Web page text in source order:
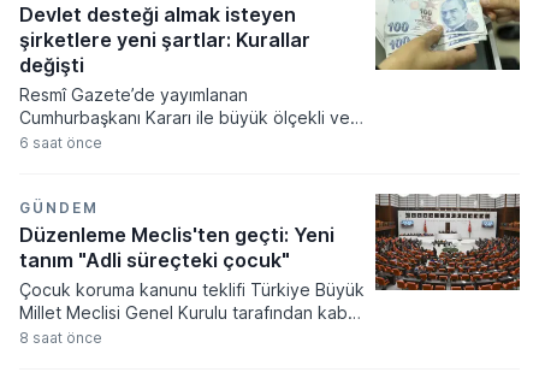
Cenevre Ofisi nezdindeki Daimi
Temsilciliğe yeni isimler getirildi.
Devlet desteği almak isteyen
şirketlere yeni şartlar: Kurallar
değişti
Resmî Gazete’de yayımlanan
Cumhurbaşkanı Kararı ile büyük ölçekli ve
stratejik yatırımlara verilen proje bazlı
tutarlarından başvuru yöntemine, enerji
desteğinden yabancı yatırımcılarla
yapılabilecek özel sözleşmelere kadar
birçok başlıkta değişikliğe gidildi. Teknoloji
Hamlesi Programı kapsamındaki yatırımlar
için 100 milyon TL, diğer büyük projeler için
ise 2 milyar TL seviyesinde yatırım veya Ar-
6 saat önce
GÜNDEM
Düzenleme Meclis'ten geçti: Yeni
tanım "Adli süreçteki çocuk"
Çocuk koruma kanunu teklifi Türkiye Büyük
Millet Meclisi Genel Kurulu tarafından kabul
edilerek yasalaştı. Yasalaşan yeni
8 saat önce